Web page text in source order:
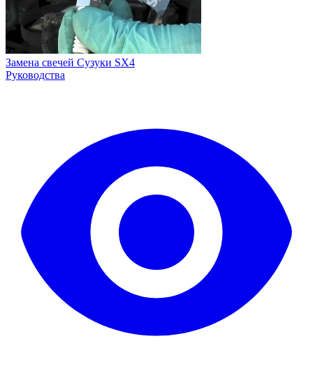
Замена свечей Сузуки SX4
Руководства